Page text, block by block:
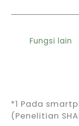
Fungsi lain
*1 Pada
(Penelitian